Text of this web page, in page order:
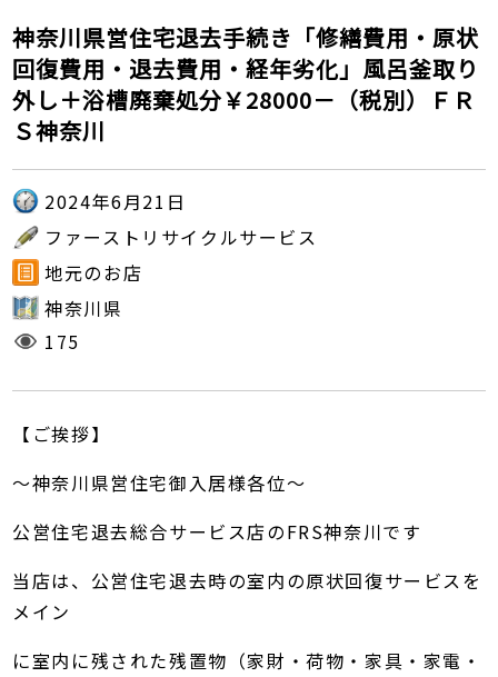
神奈川県営住宅退去手続き「修繕費用・原状
回復費用・退去費用・経年劣化」風呂釜取り
外し＋浴槽廃棄処分￥28000－（税別）ＦＲ
Ｓ神奈川
2024年6月21日
ファーストリサイクルサービス
地元のお店
神奈川県
175
【ご挨拶】
～神奈川県営住宅御入居様各位～
公営住宅退去総合サービス店のFRS神奈川です
当店は、公営住宅退去時の室内の原状回復サービスを
メイン
に室内に残された残置物（家財・荷物・家具・家電・